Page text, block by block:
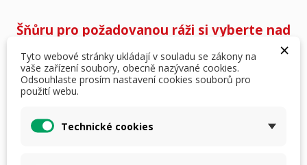
Šňůru pro požadovanou ráži si vyberte nad
249,00 Kč
×
Tyto webové stránky ukládají v souladu se zákony na
vaše zařízení soubory, obecně nazývané cookies.
Odsouhlaste prosím nastavení cookies souborů pro
použití webu.
Technické cookies